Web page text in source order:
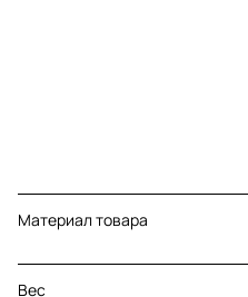
Материал товара
Вес